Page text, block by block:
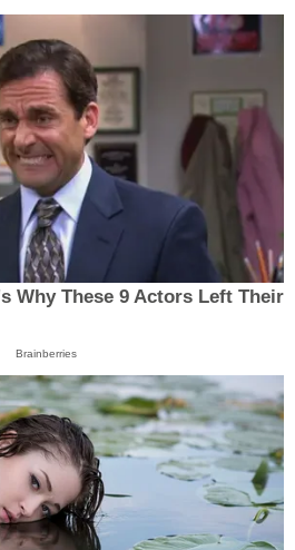
Why These 9 Actors Left Their
Brainberries